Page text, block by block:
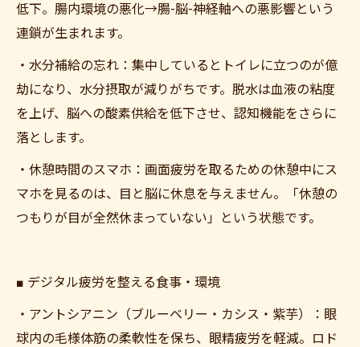
低下。腸内環境の悪化→腸-脳-神経軸への悪影響という
連鎖が生まれます。
・水分補給の忘れ：集中しているとトイレに立つのが億
劫になり、水分摂取が減りがちです。脱水は血液の粘度
を上げ、脳への酸素供給を低下させ、認知機能をさらに
落とします。
・休憩時間のスマホ：画面疲労を取るための休憩中にス
マホを見るのは、目と脳に休息を与えません。「休憩の
つもりが目が全然休まっていない」という状態です。
■ デジタル疲労を整える食事・環境
・アントシアニン（ブルーベリー・カシス・紫芋）：眼
球内の毛様体筋の柔軟性を保ち、眼精疲労を軽減。ロド